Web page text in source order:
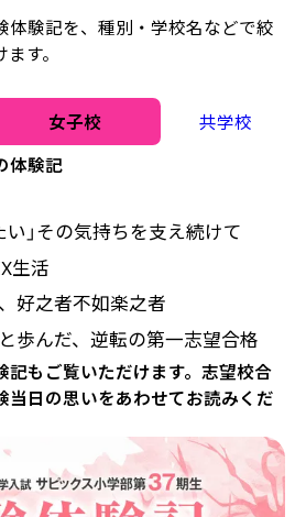
体験記を、種別・学校名などで絞
す。
女子校
共学校
体験記
い」その気持ちを支え続けて
生活
好之者不如楽之者
歩んだ、逆転の第一志望合格
記もご覧いただけます。志望校合
当日の思いをあわせてお読みくだ